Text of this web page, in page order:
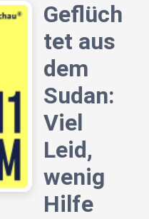
Geflüch
tet aus
dem
Sudan:
Viel
Leid,
wenig
Hilfe